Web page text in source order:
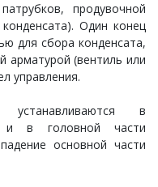
продувочной
Один конец
для сбора конденсата,
арматурой (вентиль или
управления.
устанавливаются в
и в головной части
основной части